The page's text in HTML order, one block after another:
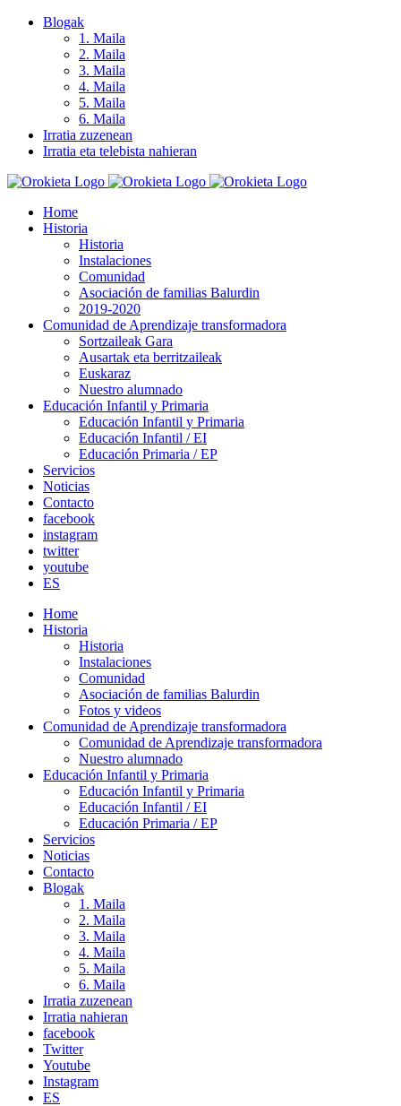
Skip
Blogak
1. Maila
2. Maila
3. Maila
4. Maila
5. Maila
6. Maila
Irratia zuzenean
Irratia eta telebista nahieran
Home
Historia
Historia
Instalaciones
Comunidad
Asociación de familias Balurdin
2019-2020
Comunidad de Aprendizaje transformadora
Sortzaileak Gara
Ausartak eta berritzaileak
Euskaraz
Nuestro alumnado
Educación Infantil y Primaria
Educación Infantil y Primaria
Educación Infantil / EI
Educación Primaria / EP
Servicios
Noticias
Contacto
facebook
instagram
twitter
youtube
ES
Home
Historia
Historia
Instalaciones
Comunidad
Asociación de familias Balurdin
Fotos y videos
Comunidad de Aprendizaje transformadora
Comunidad de Aprendizaje transformadora
Nuestro alumnado
Educación Infantil y Primaria
Educación Infantil y Primaria
Educación Infantil / EI
Educación Primaria / EP
Servicios
Noticias
Contacto
Blogak
1. Maila
2. Maila
3. Maila
4. Maila
5. Maila
6. Maila
Irratia zuzenean
Irratia nahieran
facebook
Twitter
Youtube
Instagram
ES